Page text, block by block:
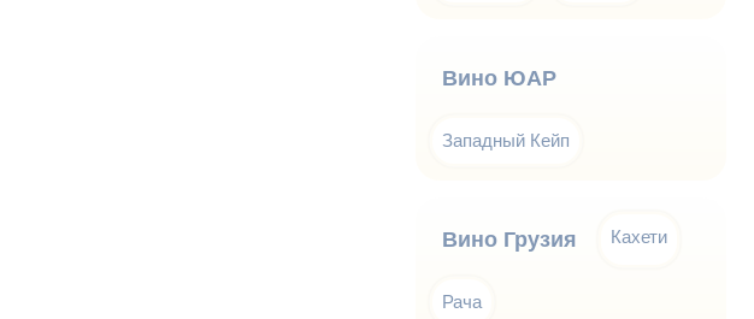
Вино ЮАР
Западный Кейп
Вино Грузия Кахети
Рача